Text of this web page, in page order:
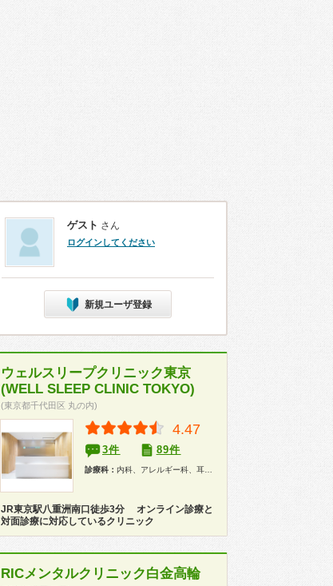
ゲスト さん
ログインしてください
新規ユーザ登録
ウェルスリープクリニック東京
(WELL SLEEP CLINIC TOKYO)
(東京都千代田区 丸の内)
4.47
3件 89件
診療科： 内科、アレルギー科、耳鼻咽喉科
JR東京駅八重洲南口徒歩3分 オンライン診療と
対面診療に対応しているクリニック
RICメンタルクリニック白金高輪